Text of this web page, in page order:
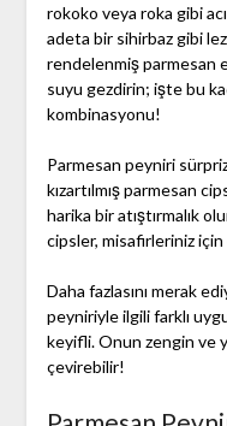
rokoko veya roka gibi
adeta bir sihirbaz gibi
rendelenmiş parmesan
suyu gezdirin; işte bu
kombinasyonu!
Parmesan peyniri
kızartılmış parmesan
harika bir atıştırmalık
cipsler, misafirleriniz
Daha fazlasını merak
peyniriyle ilgili farklı
keyifli. Onun zengin ve
çevirebilir!